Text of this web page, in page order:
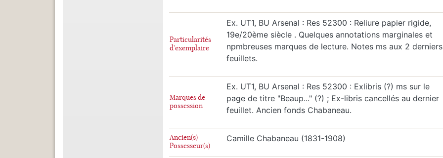
Particularités
d'exemplaire
Ex. UT1, BU Arsenal : Res 52300 : Reliure papier rigide,
19e/20ème siècle . Quelques annotations marginales et
npmbreuses marques de lecture. Notes ms aux 2 derniers
feuillets.
Marques de
possession
Ex. UT1, BU Arsenal : Res 52300 : Exlibris (?) ms sur le
page de titre "Beaup..." (?) ; Ex-libris cancellés au dernier
feuillet. Ancien fonds Chabaneau.
Ancien(s)
Possesseur(s)
Camille Chabaneau (1831-1908)